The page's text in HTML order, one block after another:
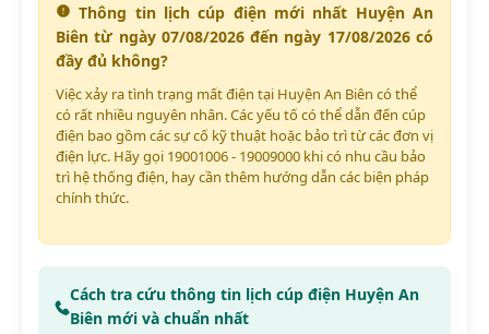
Thông tin lịch cúp điện mới nhất Huyện An
Biên từ ngày 07/08/2026 đến ngày 17/08/2026 có
đầy đủ không?
Việc xảy ra tình trạng mất điện tại Huyện An Biên có thể
có rất nhiều nguyên nhân. Các yếu tố có thể dẫn đến cúp
điện bao gồm các sự cố kỹ thuật hoặc bảo trì từ các đơn vị
điện lực. Hãy gọi 19001006 - 19009000 khi có nhu cầu bảo
trì hệ thống điện, hay cần thêm hướng dẫn các biện pháp
chính thức.
Cách tra cứu thông tin lịch cúp điện Huyện An
Biên mới và chuẩn nhất